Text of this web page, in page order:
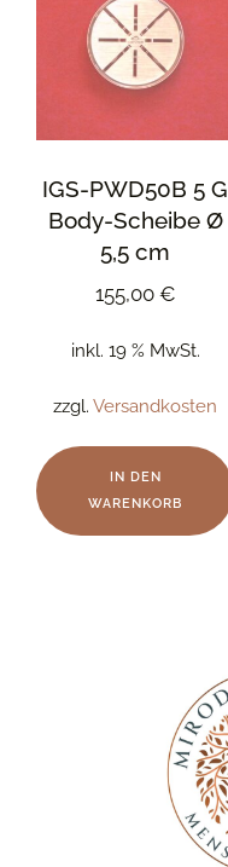
IGS-PWD50B 5 G
Body-Scheibe Ø
5,5 cm
155,00 €
inkl. 19 % MwSt.
zzgl. Versandkosten
IN DEN
WARENKORB